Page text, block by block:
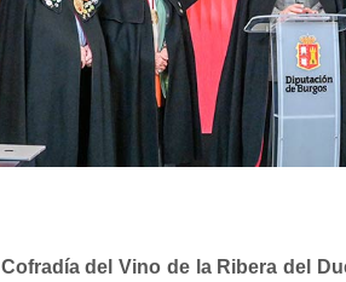
Cofradía del Vino de la Ribera del